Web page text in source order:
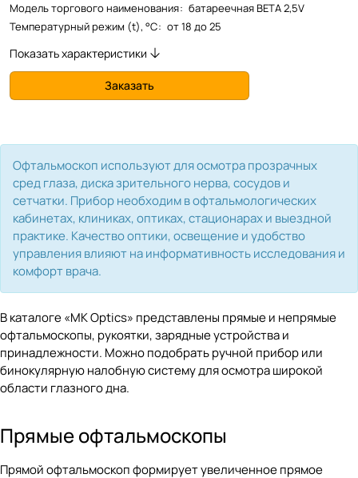
Модель торгового наименования: батареечная ВЕТА 2,5V
Температурный режим (t), °С: от 18 до 25
Показать характеристики
Заказать
Офтальмоскоп используют для осмотра прозрачных
сред глаза, диска зрительного нерва, сосудов и
сетчатки. Прибор необходим в офтальмологических
кабинетах, клиниках, оптиках, стационарах и выездной
практике. Качество оптики, освещение и удобство
управления влияют на информативность исследования и
комфорт врача.
В каталоге «MK Optics» представлены прямые и непрямые
офтальмоскопы, рукоятки, зарядные устройства и
принадлежности. Можно подобрать ручной прибор или
бинокулярную налобную систему для осмотра широкой
области глазного дна.
Прямые офтальмоскопы
Прямой офтальмоскоп формирует увеличенное прямое